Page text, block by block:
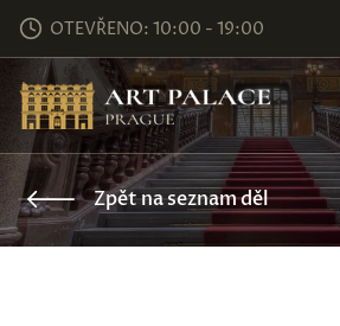
OTEVŘENO: 10:00 - 19:00
Zpět na seznam děl